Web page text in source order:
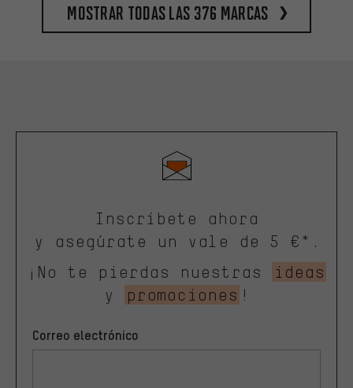
Mostrar todas las 376 marcas
Inscríbete ahora
y asegúrate un vale de 5 €*.
¡No te pierdas nuestras
ideas
y
promociones !
Correo electrónico